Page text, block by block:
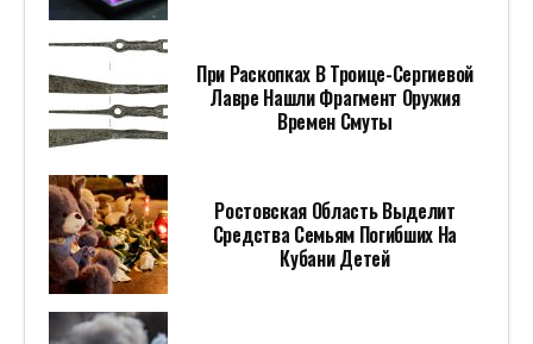
При Раскопках В Троице-Сергиевой
Лавре Нашли Фрагмент Оружия
Времен Смуты
Ростовская Область Выделит
Средства Семьям Погибших На
Кубани Детей